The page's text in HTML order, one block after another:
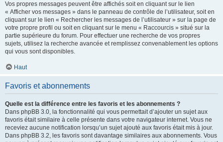
Vos propres messages peuvent être affichés soit en cliquant sur le lien
« Afficher vos messages » dans le panneau de contrôle de l’utilisateur, soit en
cliquant sur le lien « Rechercher les messages de l’utilisateur » sur la page de
votre propre profil ou soit en cliquant sur le menu « Raccourcis » situé sur la
partie supérieure du forum. Pour effectuer une recherche de vos propres
sujets, utilisez la recherche avancée et remplissez convenablement les options
qui vous sont disponibles.
Haut
Favoris et abonnements
Quelle est la différence entre les favoris et les abonnements ?
Dans phpBB 3.0, la fonctionnalité qui vous permettait d’ajouter un sujet aux
favoris était similaire à celle présente dans votre navigateur internet. Vous ne
receviez aucune notification lorsqu’un sujet ajouté aux favoris était mis à jour.
Dans phpBB 3.2, les favoris sont davantage similaires aux abonnements. Vous